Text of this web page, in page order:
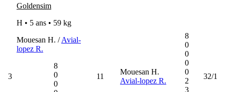
3
Goldensim
H • 5 ans • 59 kg
Mouesan H. /Avial-
lopez R.
8
0
0
11
Mouesan H.
Avial-lopez R.
8
0
0
0
0
2
3
32/1